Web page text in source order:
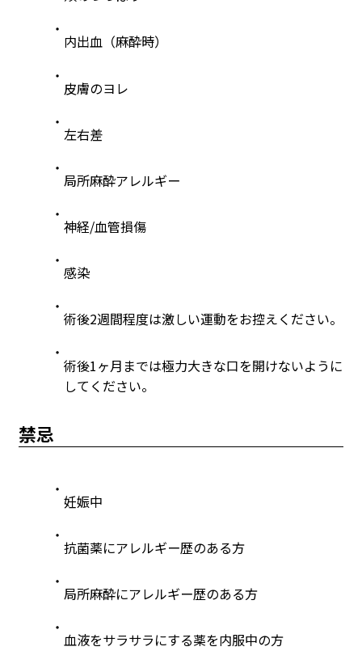
内出血（麻酔時）
皮膚のヨレ
左右差
局所麻酔アレルギー
神経/血管損傷
感染
術後2週間程度は激しい運動をお控えください。
術後1ヶ月までは極力大きな口を開けないように
してください。
禁忌
妊娠中
抗菌薬にアレルギー歴のある方
局所麻酔にアレルギー歴のある方
血液をサラサラにする薬を内服中の方